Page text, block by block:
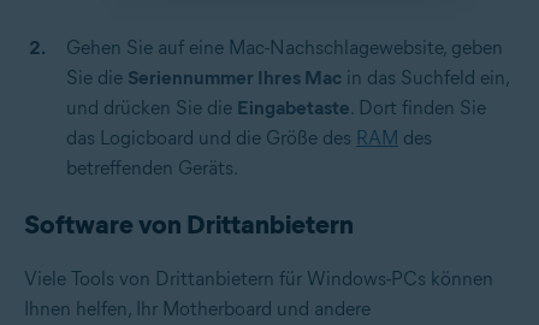
Gehen Sie auf eine Mac-Nachschlagewebsite, geben
Sie die Seriennummer Ihres Mac in das Suchfeld ein,
und drücken Sie die Eingabetaste. Dort finden Sie
das Logicboard und die Größe des RAM des
betreffenden Geräts.
Software von Drittanbietern
Viele Tools von Drittanbietern für Windows-PCs können
Ihnen helfen, Ihr Motherboard und andere